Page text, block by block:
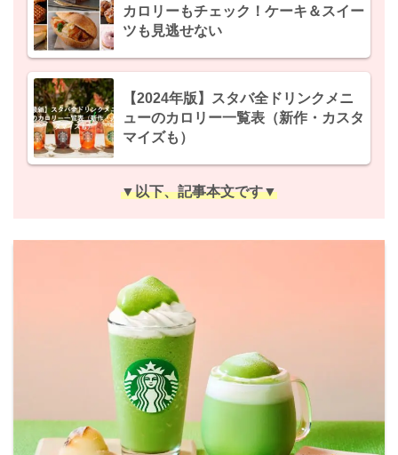
カロリーもチェック！ケーキ＆スイー
ツも見逃せない
【2024年版】スタバ全ドリンクメニ
ューのカロリー一覧表（新作・カスタ
マイズも）
▼以下、記事本文です▼